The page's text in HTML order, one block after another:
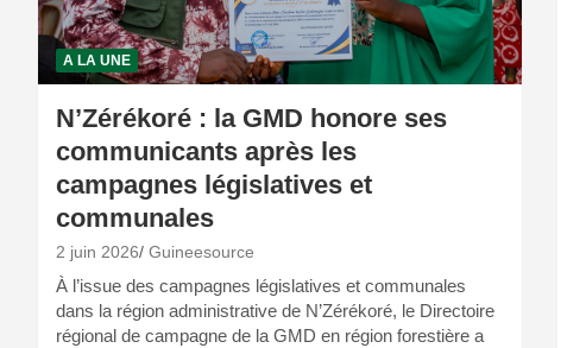
A LA UNE
N’Zérékoré : la GMD honore ses
communicants après les
campagnes législatives et
communales
2 juin 2026 Guineesource
À l’issue des campagnes législatives et communales
dans la région administrative de N’Zérékoré, le Directoire
régional de campagne de la GMD en région forestière a